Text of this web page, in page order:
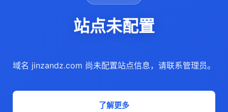
站点未配置
域名 jinzandz.com 尚未配置站点信息，请联系管理员。
了解更多